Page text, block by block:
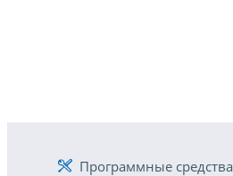
Программные средства